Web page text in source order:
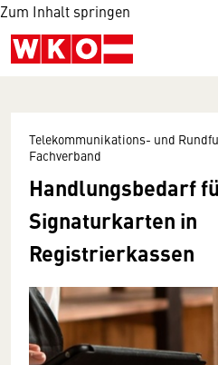
Zum Inhalt springen
Telekommunikations- und
Fachverband
Handlungsbedarf
Signaturkarten in
Registrierkassen